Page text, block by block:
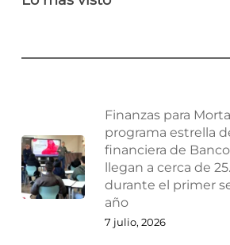
Finanzas para
programa estrella
financiera de
llegan a cerca de
durante el primer
año
7 julio, 2026